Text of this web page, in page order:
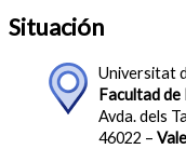
Situación
Universitat
Facultad de
Avda. dels
46022 –